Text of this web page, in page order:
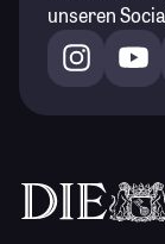
unseren